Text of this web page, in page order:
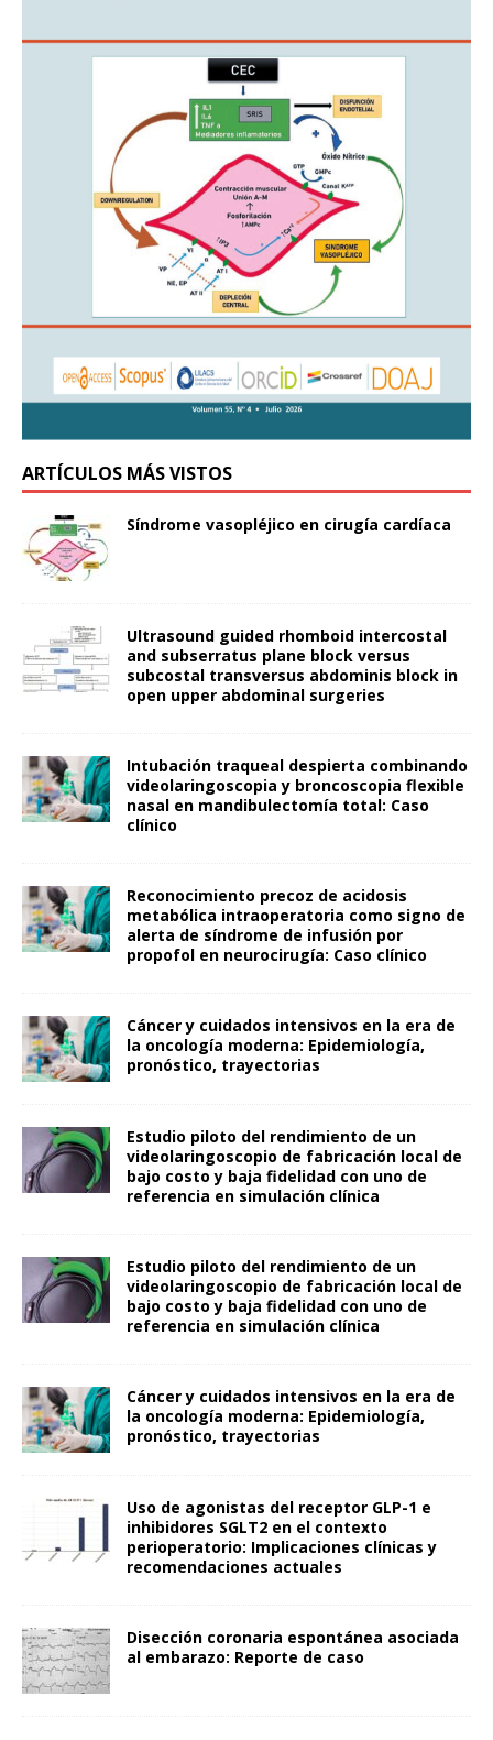
ARTÍCULOS MÁS VISTOS
Síndrome vasopléjico en cirugía cardíaca
Ultrasound guided rhomboid intercostal
and subserratus plane block versus
subcostal transversus abdominis block in
open upper abdominal surgeries
Intubación traqueal despierta combinando
videolaringoscopia y broncoscopia flexible
nasal en mandibulectomía total: Caso
clínico
Reconocimiento precoz de acidosis
metabólica intraoperatoria como signo de
alerta de síndrome de infusión por
propofol en neurocirugía: Caso clínico
Cáncer y cuidados intensivos en la era de
la oncología moderna: Epidemiología,
pronóstico, trayectorias
Estudio piloto del rendimiento de un
videolaringoscopio de fabricación local de
bajo costo y baja fidelidad con uno de
referencia en simulación clínica
Estudio piloto del rendimiento de un
videolaringoscopio de fabricación local de
bajo costo y baja fidelidad con uno de
referencia en simulación clínica
Cáncer y cuidados intensivos en la era de
la oncología moderna: Epidemiología,
pronóstico, trayectorias
Uso de agonistas del receptor GLP-1 e
inhibidores SGLT2 en el contexto
perioperatorio: Implicaciones clínicas y
recomendaciones actuales
Disección coronaria espontánea asociada
al embarazo: Reporte de caso